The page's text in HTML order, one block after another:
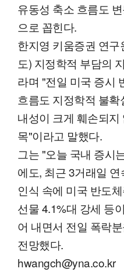
유동성 축소 흐름도
으로 꼽힌다.
한지영 키움증권 연
도) 지정학적 부담의
라며 "전일 미국 증시
흐름도 지정학적 불
내성이 크게 훼손되
목"이라고 말했다.
그는 "오늘 국내 증시
에도, 최근 3거래일
인식 속에 미국 반도
선물 4.1%대 강세 등
어 내면서 전일 폭락
전망했다.
hwangch@yna.co.kr